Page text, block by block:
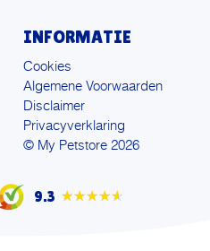
INFORMATIE
Cookies
Algemene Voorwaarden
Disclaimer
Privacyverklaring
© My Petstore 2026
9.3 ★★★★★